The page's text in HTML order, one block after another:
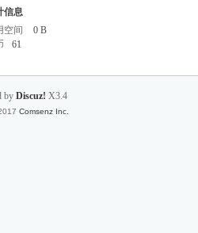
信息
空间
0 B
61
by Discuz! X3.4
Comsenz Inc.